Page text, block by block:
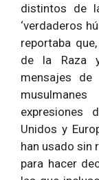
distintos de
‘verdaderos
reportaba
de la Raza
mensajes
expresiones
Unidos y
han usado sin
para hacer